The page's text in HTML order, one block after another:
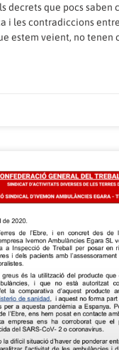
decrets que pocs saben
i les contradiccions entre
estem veient, no tenen